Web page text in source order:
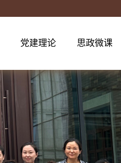
党建理论 思政微课